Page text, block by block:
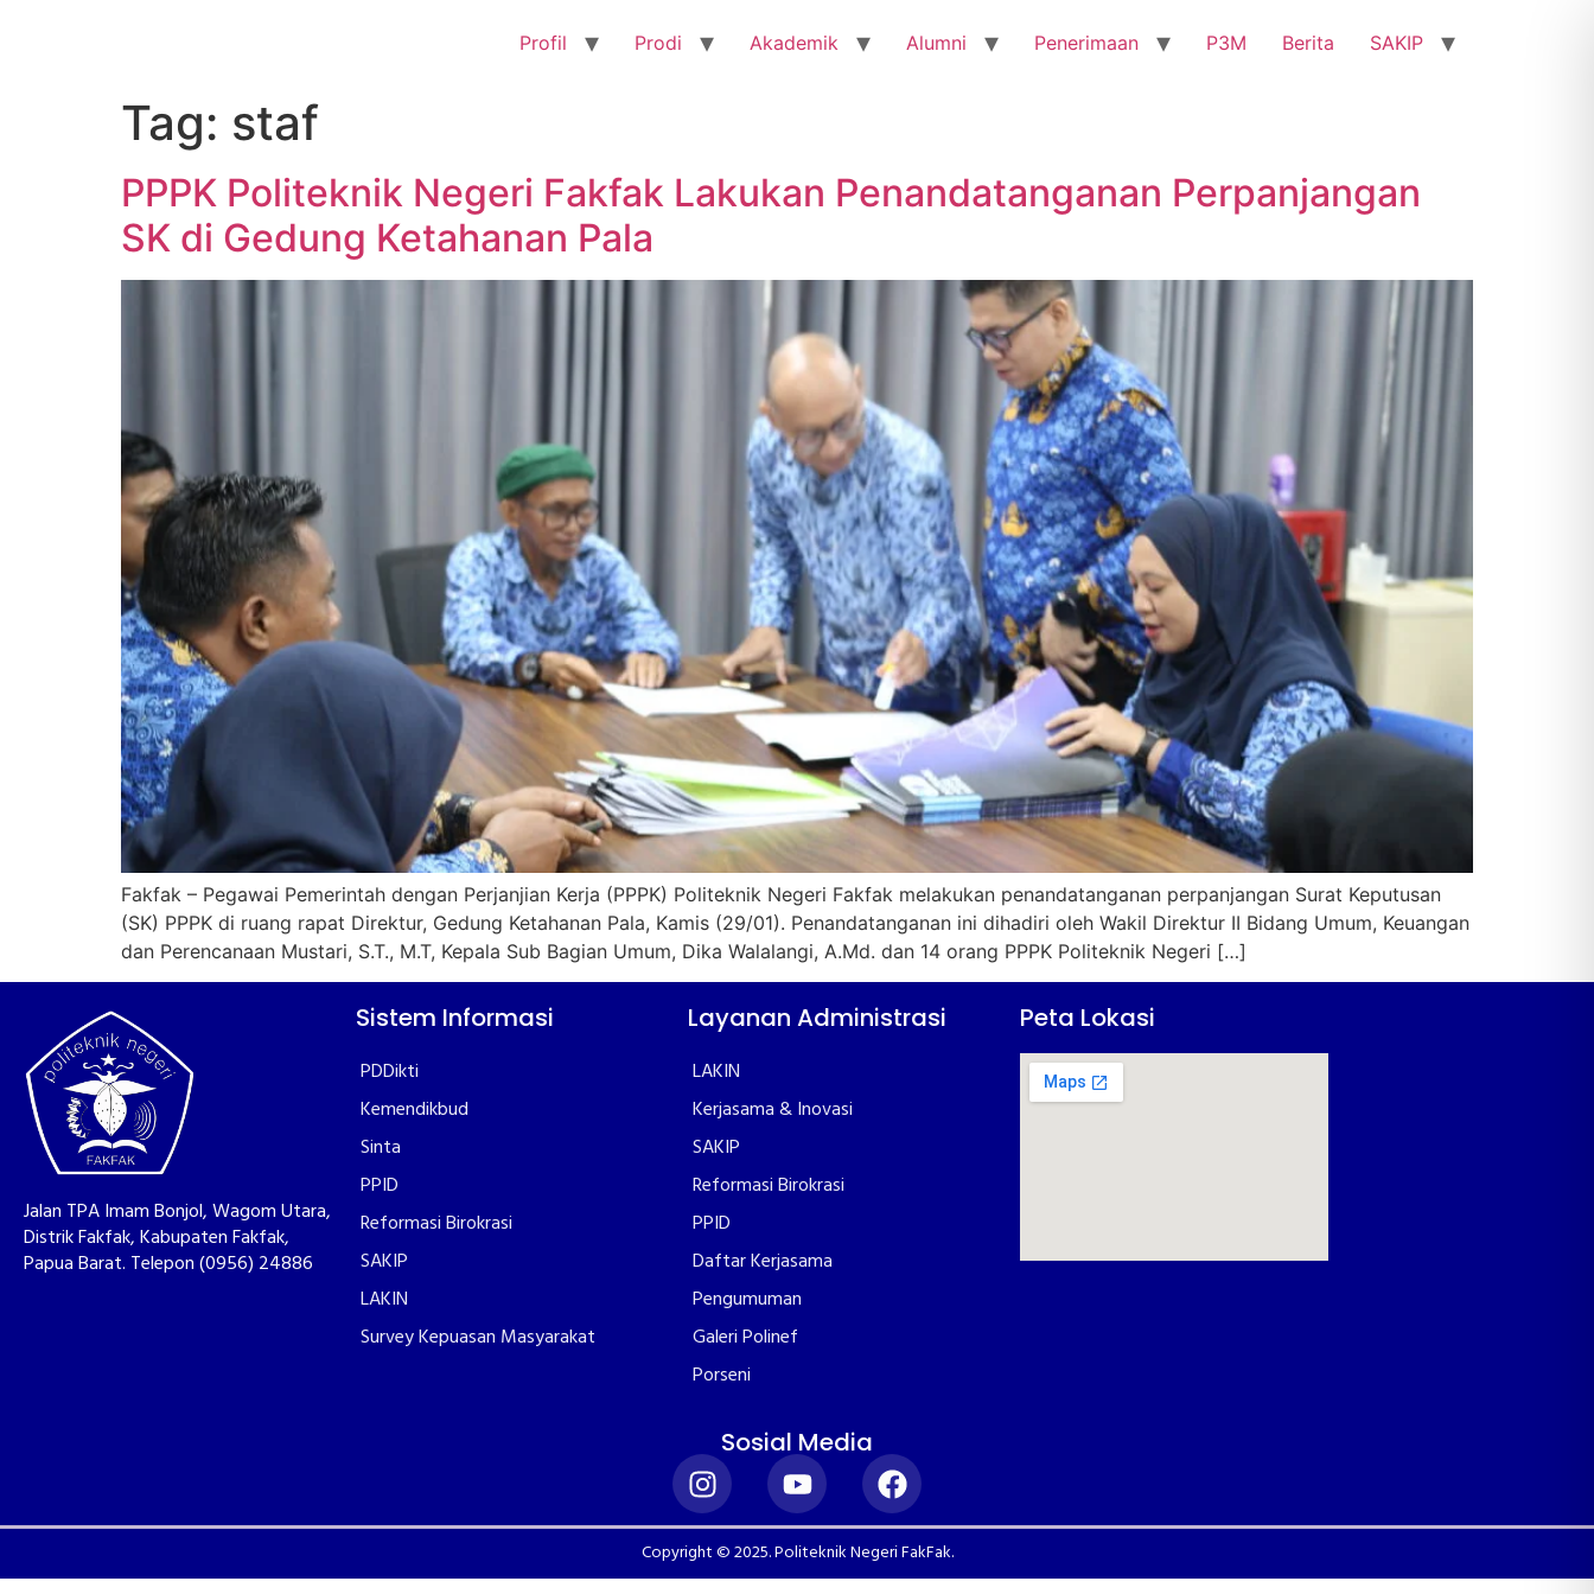
Profil Prodi Akademik Alumni Penerimaan P3M Berita SAKIP
Tag: staf
PPPK Politeknik Negeri Fakfak Lakukan Penandatanganan Perpanjangan
SK di Gedung Ketahanan Pala
Fakfak – Pegawai Pemerintah dengan Perjanjian Kerja (PPPK) Politeknik Negeri Fakfak melakukan penandatanganan perpanjangan Surat Keputusan
(SK) PPPK di ruang rapat Direktur, Gedung Ketahanan Pala, Kamis (29/01). Penandatanganan ini dihadiri oleh Wakil Direktur II Bidang Umum, Keuangan
dan Perencanaan Mustari, S.T., M.T, Kepala Sub Bagian Umum, Dika Walalangi, A.Md. dan 14 orang PPPK Politeknik Negeri […]
Jalan TPA Imam Bonjol, Wagom Utara,
Distrik Fakfak, Kabupaten Fakfak,
Papua Barat. Telepon (0956) 24886
Sistem Informasi
PDDikti
Kemendikbud
Sinta
PPID
Reformasi Birokrasi
SAKIP
LAKIN
Survey Kepuasan Masyarakat
Layanan Administrasi
LAKIN
Kerjasama & Inovasi
SAKIP
Reformasi Birokrasi
PPID
Daftar Kerjasama
Pengumuman
Galeri Polinef
Porseni
Peta Lokasi
Sosial Media
Copyright © 2025. Politeknik Negeri FakFak.